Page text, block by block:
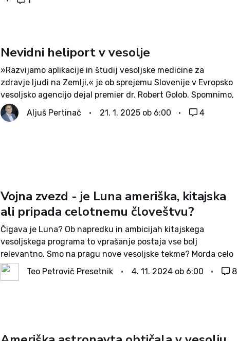
obdelavo podatkov....
Nevidni heliport v vesolje
»Razvijamo aplikacije in študij vesoljske medicine za
zdravje ljudi na Zemlji,« je ob sprejemu Slovenije v Evropsko
vesoljsko agencijo dejal premier dr. Robert Golob. Spomnimo,
da je premier znan po smelih, ne povsem razumljivih in
tehnološko komaj verjetnih obljubah, ki...
Aljuš Pertinač 21. 1. 2025 ob 6:00 4
Vojna zvezd - je Luna ameriška, kitajska
ali pripada celotnemu človeštvu?
Čigava je Luna? Ob napredku in ambicijah kitajskega
vesoljskega programa to vprašanje postaja vse bolj
relevantno. Smo na pragu nove vesoljske tekme? Morda celo
zvezdnih vojn? Raketa Long March-2F Y19 je v sredo
zgodaj zjutraj s tremi tajkonavti - kitajska...
Teo Petrovič Presetnik 4. 11. 2024 ob 6:00 8